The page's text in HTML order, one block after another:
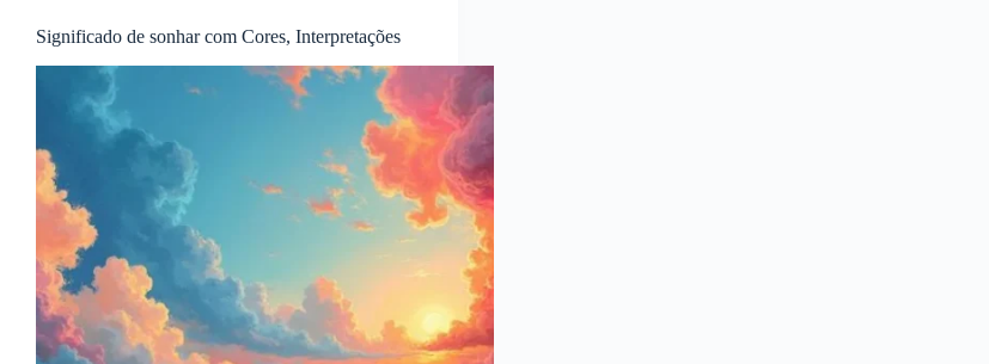
Significado de sonhar com Cores, Interpretações